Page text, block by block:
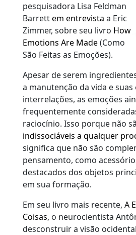
pesquisadora Lisa Feldman
Barrettem entrevista a Eric
Zimmer, sobre seu livro How
Emotions Are Made(Como
São Feitas as Emoções).
Apesar de serem
a manutenção da vida e suas
interrelações, as emoções
frequentemente
raciocínio. Isso porque não
indissociáveis a qualquer
significa que não são
pensamento, como
destacados dos objetos
em sua formação.
Em seu livro mais recente,A
Coisas, o neurocientista
desconstruir a visão